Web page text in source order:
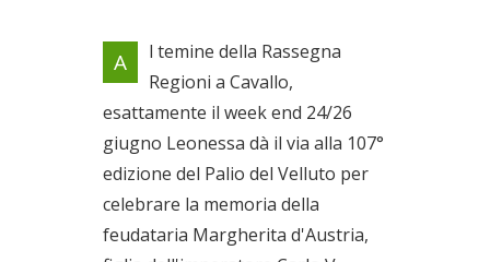
Locandina evento
Dal 24/06/2011 al
29/06/2011
A
l temine della Rassegna
Regioni a Cavallo,
esattamente il week end 24/26
giugno Leonessa dà il via alla 107°
edizione del Palio del Velluto per
celebrare la memoria della
feudataria Margherita d'Austria,